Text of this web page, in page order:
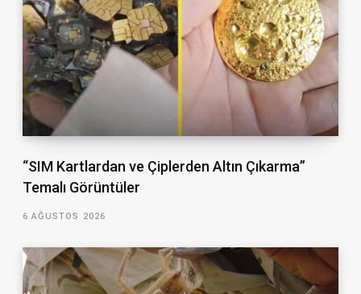
“SIM Kartlardan ve Çiplerden Altın Çıkarma”
Temalı Görüntüler
6 AĞUSTOS 2026